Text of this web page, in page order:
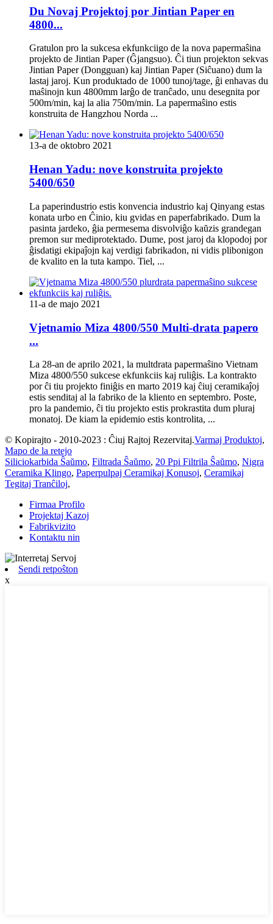
Du Novaj Projektoj por Jintian Paper en
4800...
Gratulon pro la sukcesa ekfunkciigo de la nova papermaŝina
projekto de Jintian Paper (Ĝjangsuo). Ĉi tiun projekton sekvas
Jintian Paper (Dongguan) kaj Jintian Paper (Siĉuano) dum la
lastaj jaroj. Kun produktado de 1000 tunoj/tage, ĝi enhavas du
maŝinojn kun 4800mm larĝo de tranĉado, unu desegnita por
500m/min, kaj la alia 750m/min. La papermaŝino estis
konstruita de Hangzhou Norda ...
13-a de oktobro 2021
Henan Yadu: nove konstruita projekto
5400/650
La paperindustrio estis konvencia industrio kaj Qinyang estas
konata urbo en Ĉinio, kiu gvidas en paperfabrikado. Dum la
pasinta jardeko, ĝia permesema disvolviĝo kaŭzis grandegan
premon sur mediprotektado. Dume, post jaroj da klopodoj por
ĝisdatigi ekipaĵojn kaj verdigi fabrikadon, ni vidis plibonigon
de kvalito en la tuta kampo. Tiel, ...
11-a de majo 2021
Vjetnamio Miza 4800/550 Multi-drata papero
...
La 28-an de aprilo 2021, la multdrata papermaŝino Vietnam
Miza 4800/550 sukcese ekfunkciis kaj ruliĝis. La kontrakto
por ĉi tiu projekto finiĝis en marto 2019 kaj ĉiuj ceramikaĵoj
estis senditaj al la fabriko de la kliento en septembro. Poste,
pro la pandemio, ĉi tiu projekto estis prokrastita dum pluraj
monatoj. De kiam la epidemio estis kontrolita, ...
© Kopirajto - 2010-2023 : Ĉiuj Rajtoj Rezervitaj.Varmaj Produktoj,
Mapo de la retejo
Siliciokarbida Ŝaŭmo, Filtrada Ŝaŭmo, 20 Ppi Filtrila Ŝaŭmo, Nigra
Ceramika Klingo, Paperpulpaj Ceramikaj Konusoj, Ceramikaj
Tegitaj Tranĉiloj,
Firmaa Profilo
Projektaj Kazoj
Fabrikvizito
Kontaktu nin
Sendi retpoŝton
x